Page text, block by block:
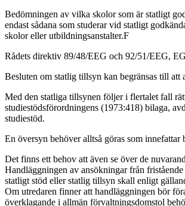
Bedömningen av vilka skolor som är statligt
endast sådana som studerar vid statligt
skolor eller utbildningsanstalter.F
Rådets direktiv 89/48/EEG och 92/51/EEG,
Besluten om statlig tillsyn kan begränsas till att
Med den statliga tillsynen följer i flertalet fall
studiestödsförordningens (1973:418) bilaga,
studiestöd.
En översyn behöver alltså göras som
Det finns ett behov att även se över de
Handläggningen av ansökningar från
statligt stöd eller statlig tillsyn skall enligt
Om utredaren finner att handläggningen bör
överklagande i allmän förvaltningsdomstol